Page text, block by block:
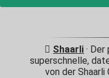
Shaarli ·
superschnelle,
von der Shaarli